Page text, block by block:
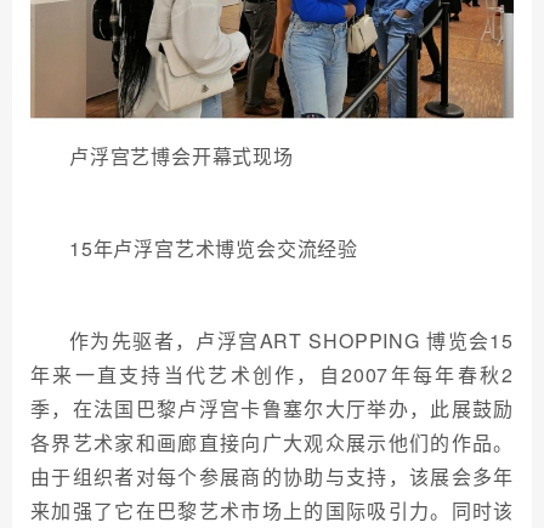
卢浮宫艺博会开幕式现场
15年卢浮宫艺术博览会交流经验
作为先驱者，卢浮宫ART SHOPPING 博览会15
年来一直支持当代艺术创作，自2007年每年春秋2
季，在法国巴黎卢浮宫卡鲁塞尔大厅举办，此展鼓励
各界艺术家和画廊直接向广大观众展示他们的作品。
由于组织者对每个参展商的协助与支持，该展会多年
来加强了它在巴黎艺术市场上的国际吸引力。同时该